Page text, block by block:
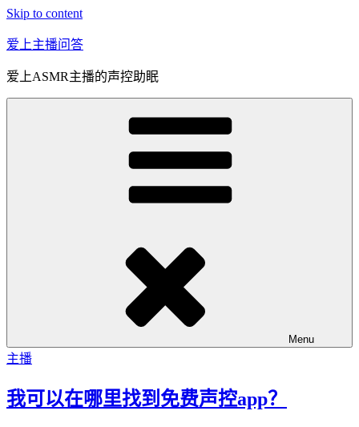
Skip to content
爱上主播问答
爱上ASMR主播的声控助眠
Menu
主播
我可以在哪里找到免费声控app？